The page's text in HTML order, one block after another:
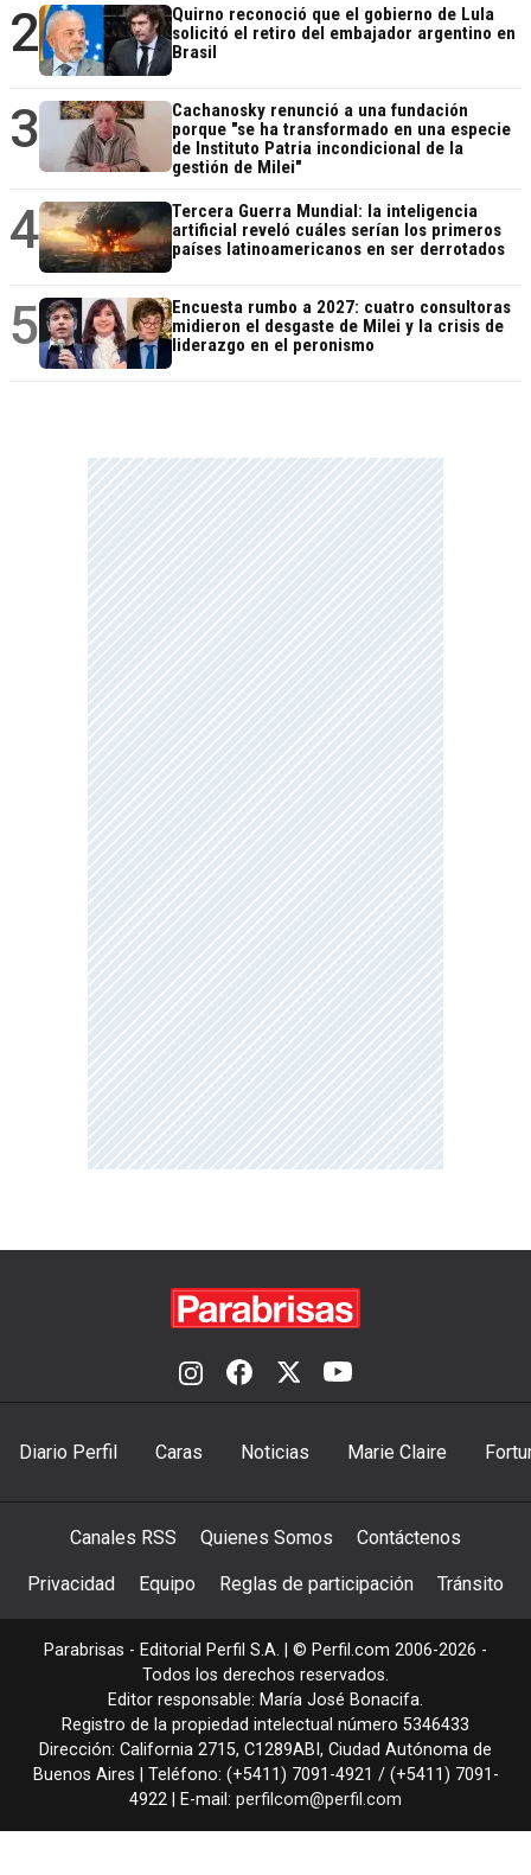
2
Quirno reconoció que el gobierno de Lula
solicitó el retiro del embajador argentino en
Brasil
3
Cachanosky renunció a una fundación
porque "se ha transformado en una especie
de Instituto Patria incondicional de la
gestión de Milei"
4
Tercera Guerra Mundial: la inteligencia
artificial reveló cuáles serían los primeros
países latinoamericanos en ser derrotados
5
Encuesta rumbo a 2027: cuatro consultoras
midieron el desgaste de Milei y la crisis de
liderazgo en el peronismo
Diario Perfil Caras Noticias Marie Claire
Canales RSS Quienes Somos Contáctenos
Privacidad Equipo Reglas de participación Tránsito
Parabrisas - Editorial Perfil S.A. | © Perfil.com 2006-2026 -
Todos los derechos reservados.
Editor responsable: María José Bonacifa.
Registro de la propiedad intelectual número 5346433
Dirección: California 2715, C1289ABI , Ciudad Autónoma de
Buenos Aires | Teléfono: (+5411) 7091-4921 / (+5411) 7091-
4922 | E-mail: perfilcom@perfil.com